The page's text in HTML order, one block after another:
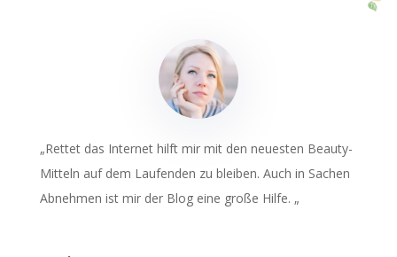
„Rettet das Internet hilft mir mit den neuesten Beauty-
Mitteln auf dem Laufenden zu bleiben. Auch in Sachen
Abnehmen ist mir der Blog eine große Hilfe. „